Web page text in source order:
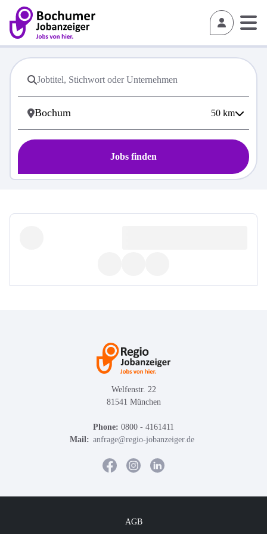
50 km
Jobs finden
Welfenstr. 22
81541 München
Phone: 0800 - 4161411
Mail: anfrage@regio-jobanzeiger.de
AGB